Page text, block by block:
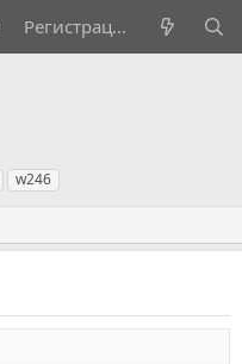
Регистрация
w246